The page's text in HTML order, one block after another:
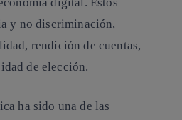
y no discriminación,
rendición de cuentas,
de elección.
ha sido una de las